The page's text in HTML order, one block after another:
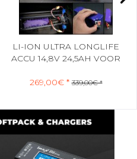
LI-ION ULTRA LONGLIFE
ACCU 14,8V 24,5AH VOOR
269,00€ * 339,00€ *